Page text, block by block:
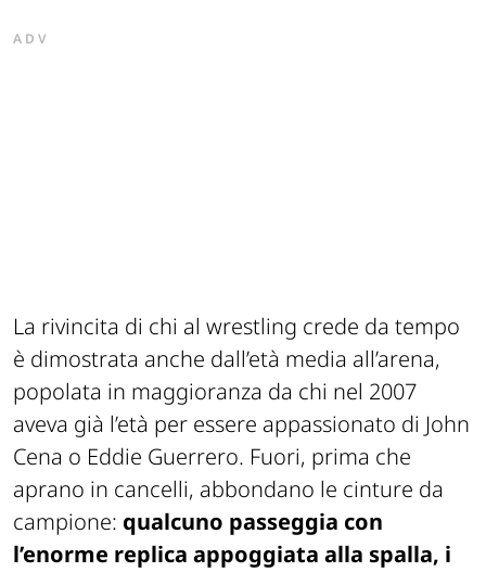
ADV
La rivincita di chi al wrestling crede da tempo
è dimostrata anche dall’età media all’arena,
popolata in maggioranza da chi nel 2007
aveva già l’età per essere appassionato di John
Cena o Eddie Guerrero. Fuori, prima che
aprano in cancelli, abbondano le cinture da
campione: qualcuno passeggia con
l’enorme replica appoggiata alla spalla, i